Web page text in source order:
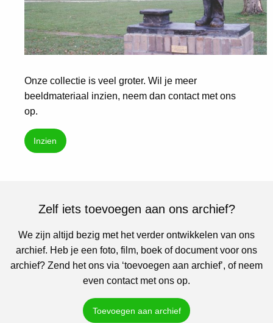
Onze collectie is veel groter. Wil je meer
beeldmateriaal inzien, neem dan contact met ons
op.
Inzien
Zelf iets toevoegen aan ons archief?
We zijn altijd bezig met het verder ontwikkelen van ons
archief. Heb je een foto, film, boek of document voor ons
archief? Zend het ons via ‘toevoegen aan archief’, of neem
even contact met ons op.
Toevoegen aan archief